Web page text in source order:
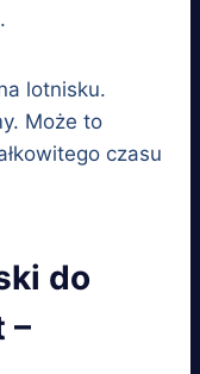
lotnisku.
Może to
czasu
do
–